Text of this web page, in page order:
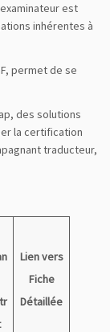
est
inhérentes à
permet de se
des solutions
la certification
traducteur,
Lien vers
Fiche
Détaillée